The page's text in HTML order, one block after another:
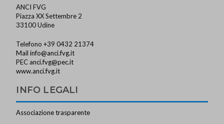
ANCI FVG
Piazza XX Settembre 2
33100 Udine
Telefono +39 0432 21374
Mailinfo@anci.fvg.it
PEC anci.fvg@pec.it
www.anci.fvg.it
INFO LEGALI
Associazione trasparente